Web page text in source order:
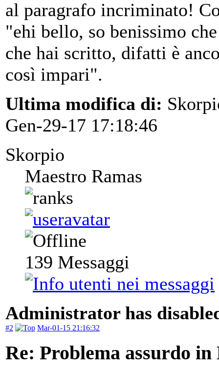
al paragrafo incriminato!
"ehi bello, so benissimo
che hai scritto, difatti è
così impari".
Ultima modifica di:
Gen-29-17 17:18:46
Skorpio
Maestro Ramas
139 Messaggi
Administrator has
#2 Mar-01-15 21:16:32
Re: Problema assurdo in